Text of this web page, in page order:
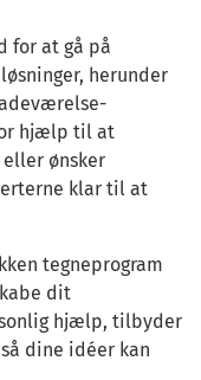
for at gå på
herunder
hjælp til at
ønsker
klar til at
tegneprogram
dit
hjælp, tilbyder
dine idéer kan